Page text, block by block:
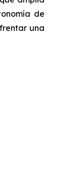
de
una